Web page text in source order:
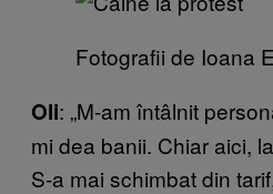
Fotografii de Ioana
Oli: „M-am întâlnit
mi dea banii. Chiar aici,
S-a mai schimbat din